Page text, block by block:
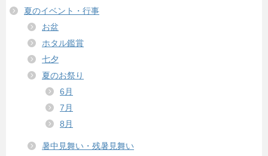
夏のイベント・行事
お盆
ホタル鑑賞
七夕
夏のお祭り
6月
7月
8月
暑中見舞い・残暑見舞い